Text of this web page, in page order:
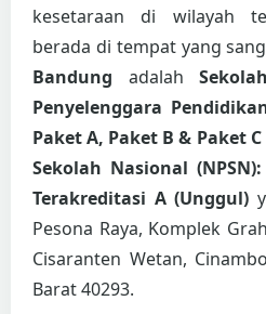
kesetaraan di wilayah
berada di tempat yang
Bandung adalah
Penyelenggara
Paket A, Paket B & Paket C
Sekolah Nasional (NPSN):
Terakreditasi A (Unggul)
Pesona Raya, Komplek
Cisaranten Wetan,
Barat 40293.